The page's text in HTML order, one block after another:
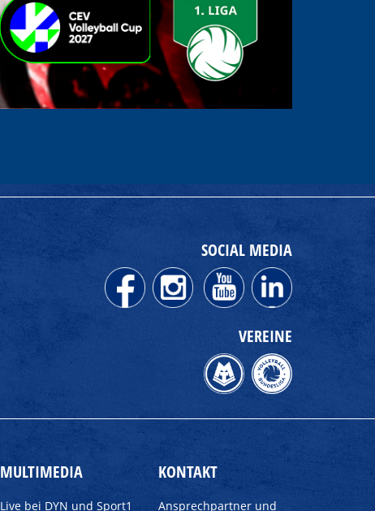
SOCIAL MEDIA
VEREINE
MULTIMEDIA
Live bei DYN und Sport1
KONTAKT
Ansprechpartner und